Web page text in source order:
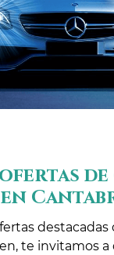
de
en
destacadas
te invitamos a